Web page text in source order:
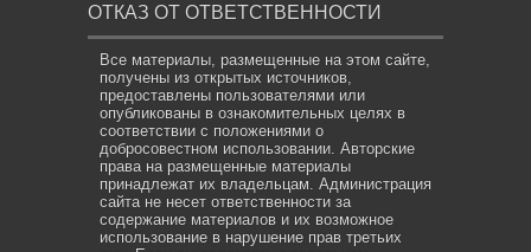
ОТКАЗ ОТ ОТВЕТСТВЕННОСТИ
Все материалы, размещенные на этом сайте,
получены из открытых источников,
предоставлены пользователями или
опубликованы в ознакомительных целях в
соответствии с положениями о
добросовестном использовании. Авторские
права на размещенные материалы
принадлежат их владельцам. Администрация
сайта не несет ответственности за
содержание материалов и их возможное
использование в нарушение прав третьих